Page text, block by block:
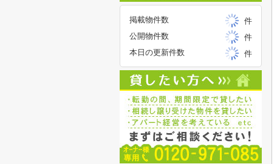
掲載物件数
件
公開物件数
件
本日の更新件数
件